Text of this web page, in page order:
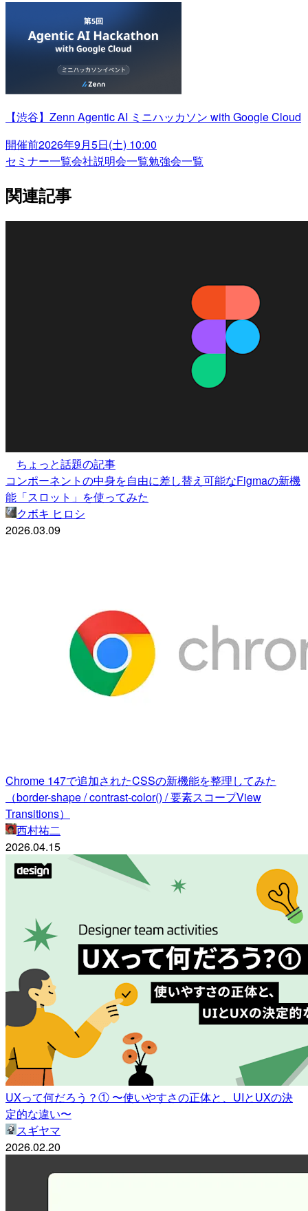
【渋谷】Zenn Agentic AI ミニハッカソン with Google Cloud
開催前2026年9月5日(土) 10:00
セミナー一覧会社説明会一覧勉強会一覧
関連記事
ちょっと話題の記事
コンポーネントの中身を自由に差し替え可能なFigmaの新機
能「スロット」を使ってみた
クボキ ヒロシ
2026.03.09
Chrome 147で追加されたCSSの新機能を整理してみた
（border-shape / contrast-color() / 要素スコープView
Transitions）
西村祐二
2026.04.15
UXって何だろう？① 〜使いやすさの正体と、UIとUXの決
定的な違い〜
スギヤマ
2026.02.20